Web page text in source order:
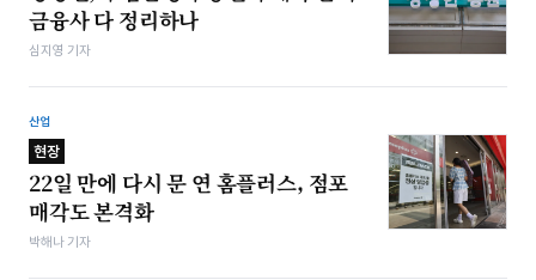
금융사 다 정리하나
심지영 기자
산업
현장
22일 만에 다시 문 연 홈플러스, 점포
매각도 본격화
박해나 기자